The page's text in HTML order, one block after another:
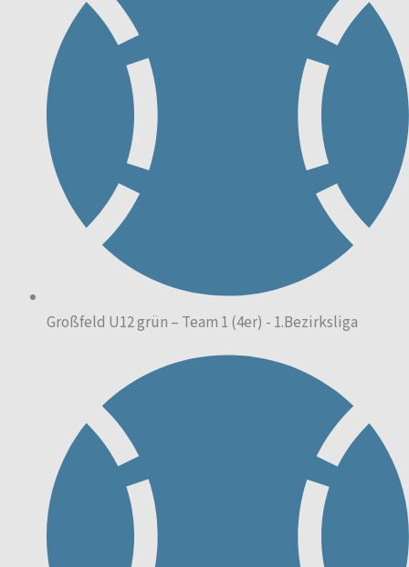
Großfeld U12 grün – Team 1 (4er) - 1.Bezirksliga